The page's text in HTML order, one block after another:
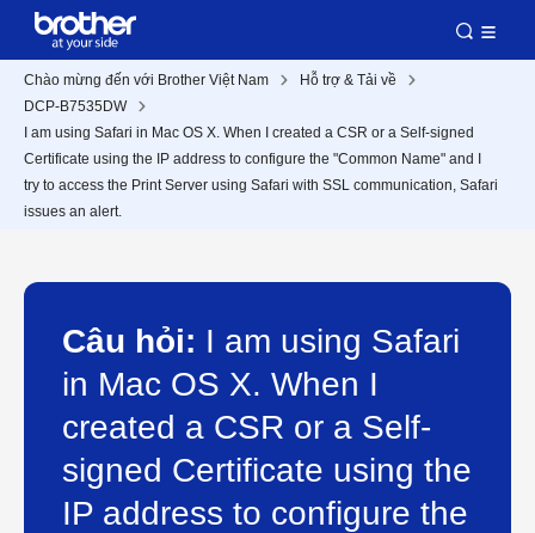
Chào mừng đến với Brother Việt Nam
Hỗ trợ & Tải về
DCP-B7535DW
I am using Safari in Mac OS X. When I created a CSR or a Self-signed
Certificate using the IP address to configure the "Common Name" and I
try to access the Print Server using Safari with SSL communication, Safari
issues an alert.
Câu hỏi: I am using Safari
in Mac OS X. When I
created a CSR or a Self-
signed Certificate using the
IP address to configure the